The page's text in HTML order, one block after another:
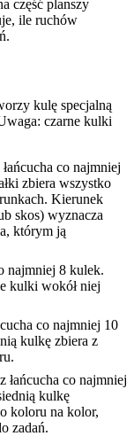
część planszy
ile ruchów
kulę specjalną
czarne kulki
co najmniej
zbiera wszystko
Kierunek
skos) wyznacza
którym ją
najmniej 8 kulek.
kulki wokół niej
co najmniej 10
kulkę zbiera z
co najmniej
kulkę
koloru na kolor,
zadań.